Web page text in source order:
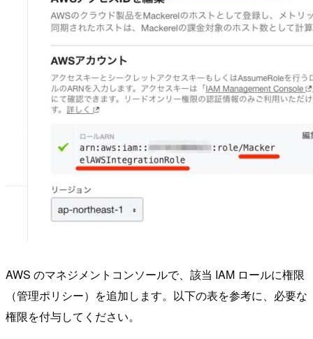
AWS のマネジメントコンソールで、該当 IAM ロールに権限
（管理ポリシー）を追加します。以下の表を参考に、必要な
権限を付与してください。